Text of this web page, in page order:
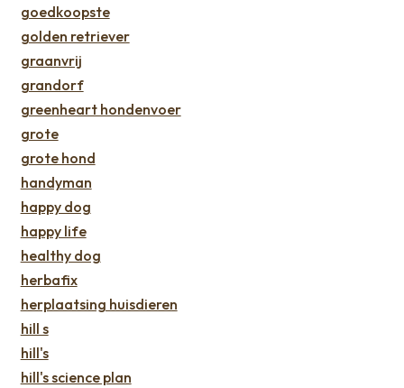
goedkoopste
golden retriever
graanvrij
grandorf
greenheart hondenvoer
grote
grote hond
handyman
happy dog
happy life
healthy dog
herbafix
herplaatsing huisdieren
hill s
hill's
hill's science plan